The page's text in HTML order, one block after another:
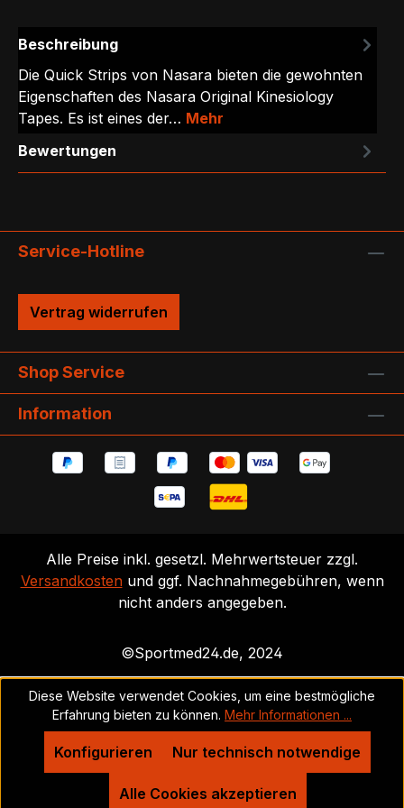
Beschreibung
Die Quick Strips von Nasara bieten die gewohnten
Eigenschaften des Nasara Original Kinesiology
Tapes. Es ist eines der… Mehr
Bewertungen
Service-Hotline
Vertrag widerrufen
Shop Service
Information
Alle Preise inkl. gesetzl. Mehrwertsteuer zzgl.
Versandkosten und ggf. Nachnahmegebühren, wenn
nicht anders angegeben.
©Sportmed24.de, 2024
Diese Website verwendet Cookies, um eine bestmögliche
Erfahrung bieten zu können. Mehr Informationen ...
Nur technisch notwendige
Konfigurieren
Alle Cookies akzeptieren